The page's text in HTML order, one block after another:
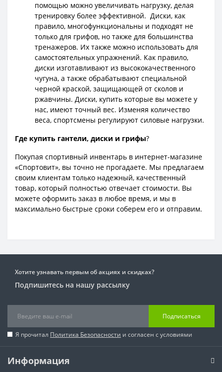
помощью можно увеличивать нагрузку, делая
тренировку более эффективной. Диски, как
правило, многофункциональны и подходят не
только для грифов, но также для большинства
тренажеров. Их также можно использовать для
самостоятельных упражнений. Как правило,
диски изготавливают из высококачественного
чугуна, а также обрабатывают специальной
черной краской, защищающей от сколов и
ржавчины. Диски, купить которые вы можете у
нас, имеют точный вес. Изменяя количество
веса, спортсмены регулируют силовые нагрузки.
Где купить гантели, диски и грифы?
Покупая спортивный инвентарь в интернет-магазине
«Спортовит», вы точно не прогадаете. Мы предлагаем
своим клиентам только надежный, качественный
товар, который полностью отвечает стоимости. Вы
можете оформить заказ в любое время, и мы в
максимально быстрые сроки соберем его и отправим.
Хотите узнавать первым об акциях и скидках?
Подпишитесь на нашу рассылку
Подписаться
Я прочитал Политика Безопасности и согласен с условиями
Информация